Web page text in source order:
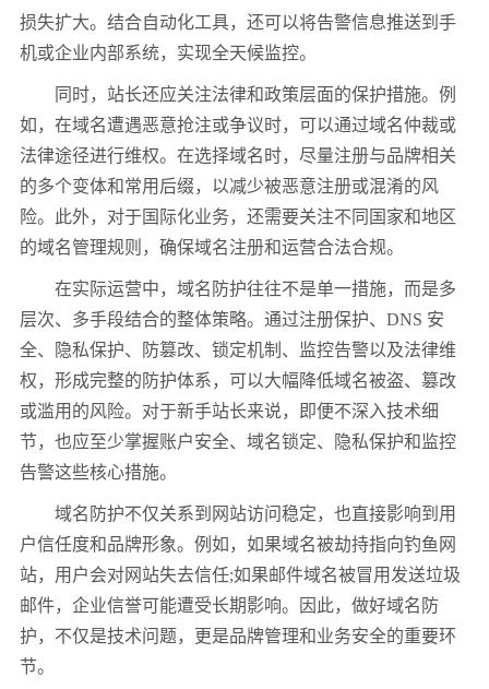
损失扩大。结合自动化工具，还可以将告警信息推送到手
机或企业内部系统，实现全天候监控。
同时，站长还应关注法律和政策层面的保护措施。例
如，在域名遭遇恶意抢注或争议时，可以通过域名仲裁或
法律途径进行维权。在选择域名时，尽量注册与品牌相关
的多个变体和常用后缀，以减少被恶意注册或混淆的风
险。此外，对于国际化业务，还需要关注不同国家和地区
的域名管理规则，确保域名注册和运营合法合规。
在实际运营中，域名防护往往不是单一措施，而是多
层次、多手段结合的整体策略。通过注册保护、DNS 安
全、隐私保护、防篡改、锁定机制、监控告警以及法律维
权，形成完整的防护体系，可以大幅降低域名被盗、篡改
或滥用的风险。对于新手站长来说，即便不深入技术细
节，也应至少掌握账户安全、域名锁定、隐私保护和监控
告警这些核心措施。
域名防护不仅关系到网站访问稳定，也直接影响到用
户信任度和品牌形象。例如，如果域名被劫持指向钓鱼网
站，用户会对网站失去信任;如果邮件域名被冒用发送垃圾
邮件，企业信誉可能遭受长期影响。因此，做好域名防
护，不仅是技术问题，更是品牌管理和业务安全的重要环
节。